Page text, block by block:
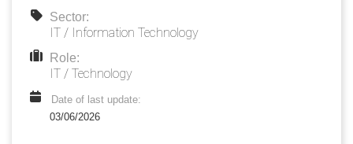
your
Login
Sector:
IT / Information Technology
Role:
IT / Technology
Date of last update:
03/06/2026